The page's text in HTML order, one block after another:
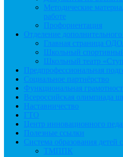
Методические
работе
Профориентация
Отделение дополнительного
Главная страница
Школьный
Школьный театр
Предпрофессиональная
Социальное партнёрство
Функциональная
Всероссийская олимпиада
Наставничество
ГТО
Центр инновационного
Полезные ссылки
Система образования детей
ТМППК